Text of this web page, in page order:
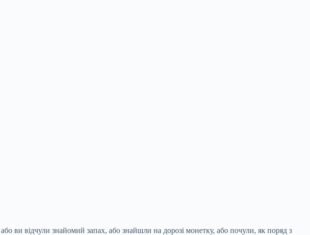
ви відчули знайомий запах, або знайшли на дорозі монетку, або почули, як поряд з